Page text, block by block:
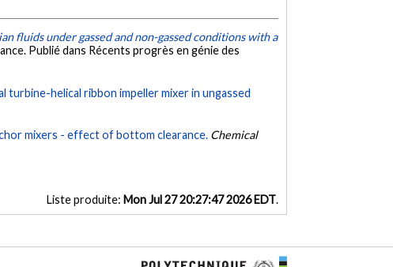
fluids under gassed and non-gassed conditions with a
Publié dans Récents progrès en génie des
turbine-helical ribbon impeller mixer in ungassed
mixers - effect of bottom clearance. Chemical
Liste produite: Mon Jul 27 20:27:47 2026 EDT.